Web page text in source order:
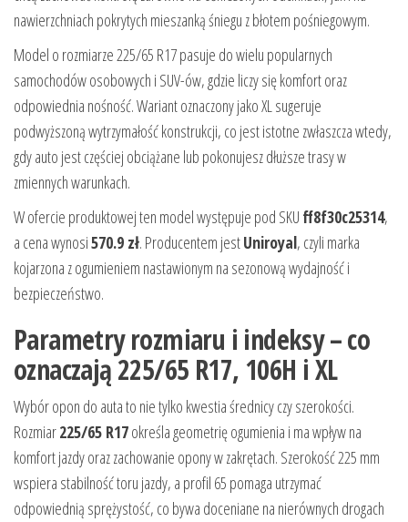
nawierzchniach pokrytych mieszanką śniegu z błotem pośniegowym.
Model o rozmiarze 225/65 R17 pasuje do wielu popularnych
samochodów osobowych i SUV-ów, gdzie liczy się komfort oraz
odpowiednia nośność. Wariant oznaczony jako XL sugeruje
podwyższoną wytrzymałość konstrukcji, co jest istotne zwłaszcza wtedy,
gdy auto jest częściej obciążane lub pokonujesz dłuższe trasy w
zmiennych warunkach.
W ofercie produktowej ten model występuje pod SKU ff8f30c25314,
a cena wynosi570.9 zł. Producentem jestUniroyal, czyli marka
kojarzona z ogumieniem nastawionym na sezonową wydajność i
bezpieczeństwo.
Parametry rozmiaru i indeksy – co
oznaczają 225/65 R17, 106H i XL
Wybór opon do auta to nie tylko kwestia średnicy czy szerokości.
Rozmiar225/65 R17określa geometrię ogumienia i ma wpływ na
komfort jazdy oraz zachowanie opony w zakrętach. Szerokość 225 mm
wspiera stabilność toru jazdy, a profil 65 pomaga utrzymać
odpowiednią sprężystość, co bywa doceniane na nierównych drogach